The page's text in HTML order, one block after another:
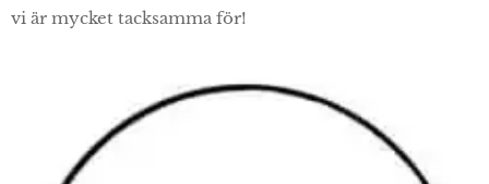
vi är mycket tacksamma för!